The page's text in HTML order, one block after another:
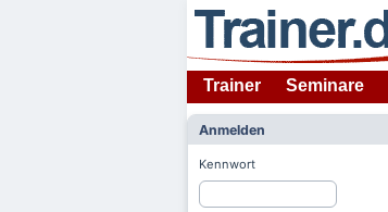
Trainer Seminare
Anmelden
Kennwort